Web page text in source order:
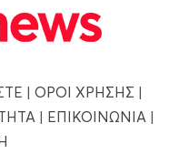
| ΟΡΟΙ ΧΡΗΣΗΣ |
| ΕΠΙΚΟΙΝΩΝΙΑ |